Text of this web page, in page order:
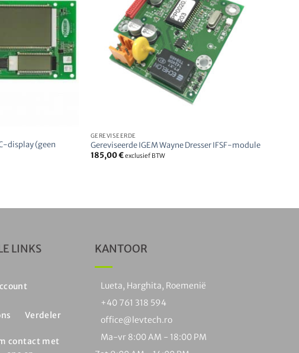
display (geen
GEREVISEERDE
Gereviseerde IGEM Wayne Dresser IFSF-module
185,00€exclusief BTW
LINKS
Verdeler
contact met
KANTOOR
Lueta, Harghita, Roemenië
+40 761 318 594
office@levtech.ro
Ma-vr 8:00 AM - 18:00 PM